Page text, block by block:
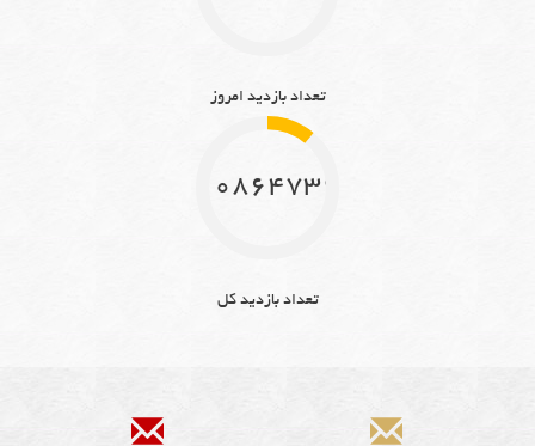
تعداد بازدید امروز
10864739
تعداد بازدید کل